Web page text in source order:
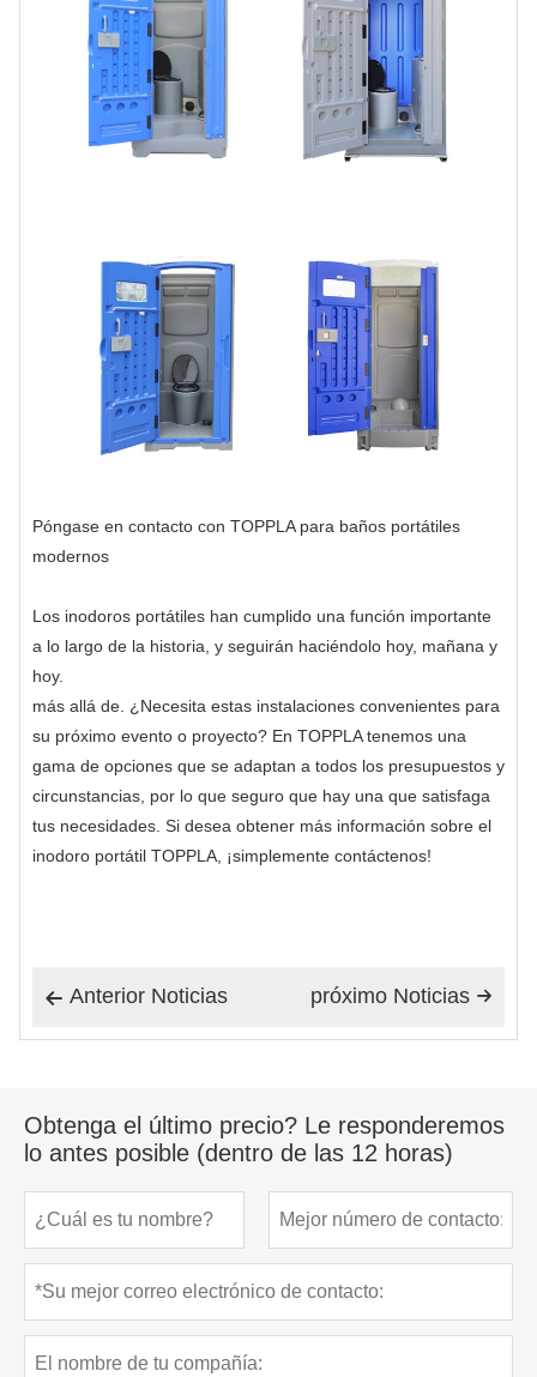
Póngase en contacto con TOPPLA para baños portátiles
modernos
Los inodoros portátiles han cumplido una función importante
a lo largo de la historia, y seguirán haciéndolo hoy, mañana y
hoy.
más allá de. ¿Necesita estas instalaciones convenientes para
su próximo evento o proyecto? En TOPPLA tenemos una
gama de opciones que se adaptan a todos los presupuestos y
circunstancias, por lo que seguro que hay una que satisfaga
tus necesidades. Si desea obtener más información sobre el
inodoro portátil TOPPLA, ¡simplemente contáctenos!
 Anterior Noticias 
próximo Noticias
Obtenga el último precio? Le responderemos
lo antes posible (dentro de las 12 horas)